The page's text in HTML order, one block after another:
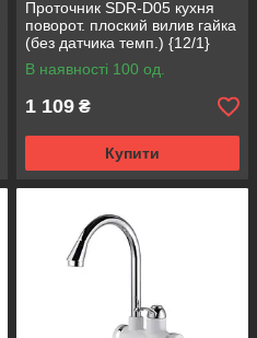
Проточник SDR-D05 кухня
поворот. плоский вилив гайка
(без датчика темп.) {12/1}
В наявності 100 од.
1 109 ₴
Купити